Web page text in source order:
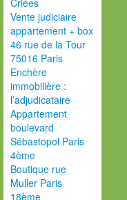
Criées
Vente judiciaire
appartement + box
46 rue de la Tour
75016 Paris
Enchère
immobilière :
l’adjudicataire
Appartement
boulevard
Sébastopol Paris
4ème
Boutique rue
Muller Paris
18ème